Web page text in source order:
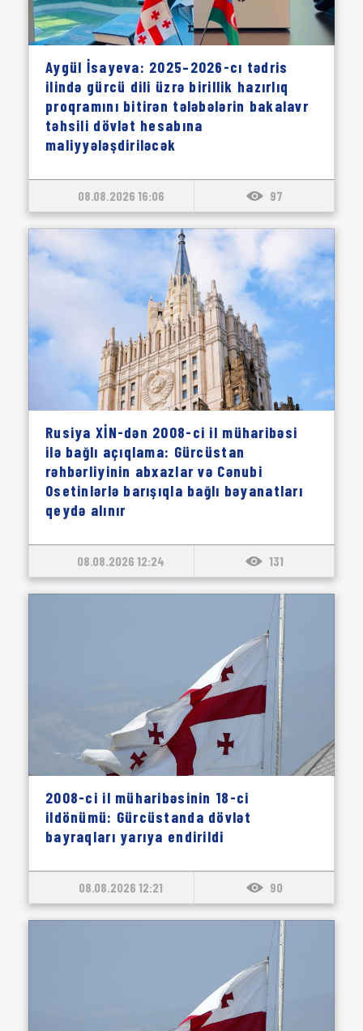
Aygül İsayeva: 2025–2026-cı tədris
ilində gürcü dili üzrə birillik hazırlıq
proqramını bitirən tələbələrin bakalavr
təhsili dövlət hesabına
maliyyələşdiriləcək
08.08.2026 16:06 97
Rusiya XİN-dən 2008-ci il müharibəsi
ilə bağlı açıqlama: Gürcüstan
rəhbərliyinin abxazlar və Cənubi
Osetinlərlə barışıqla bağlı bəyanatları
qeydə alınır
08.08.2026 12:24 131
2008-ci il müharibəsinin 18-ci
ildönümü: Gürcüstanda dövlət
bayraqları yarıya endirildi
08.08.2026 12:21 90